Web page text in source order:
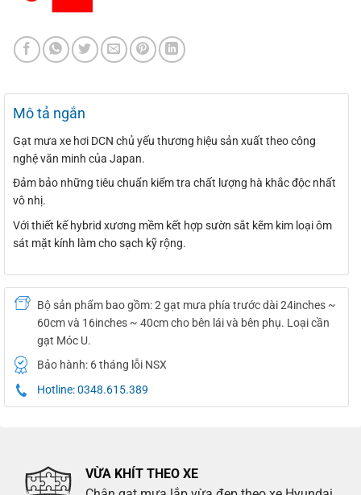
Mô tả ngắn
Gạt mưa xe hơi DCN chủ yếu thương hiệu sản xuất theo công
nghệ văn minh của Japan.
Đảm bảo những tiêu chuẩn kiểm tra chất lượng hà khắc độc nhất
vô nhị.
Với thiết kế hybrid xương mềm kết hợp sườn sắt kẽm kim loại ôm
sát mặt kính làm cho sạch kỹ rộng.
Bộ sản phẩm bao gồm: 2 gạt mưa phía trước dài 24inches ~
60cm và 16inches ~ 40cm cho bên lái và bên phụ. Loại cần
gạt Móc U.
Bảo hành: 6 tháng lỗi NSX
Hotline: 0348.615.389
VỪA KHÍT THEO XE